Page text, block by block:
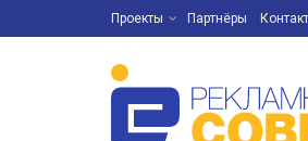
Проекты Партнёры